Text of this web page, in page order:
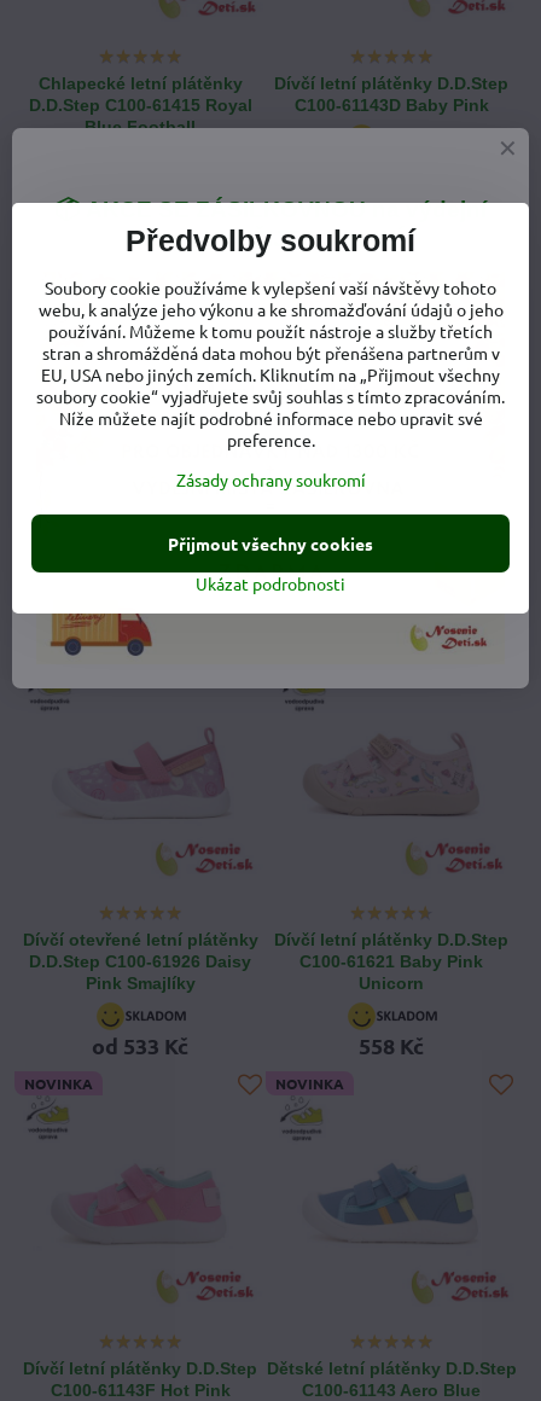
Chlapecké letní plátěnky
D.D.Step C100-61415 Royal
Blue Football
Dívčí letní plátěnky D.D.Step
C100-61143D Baby Pink
Dětské letní plátěnky D.D.Step
C100-61143A Cream
533 Kč
NOVINKA
Dívčí letní plátěnky D.D.Step
C100-61432 Daisy Pink
Smajlíky
533 Kč
NOVINKA
Dívčí otevřené letní plátěnky
D.D.Step C100-61926 Daisy
Pink Smajlíky
od 533 Kč
Dívčí letní plátěnky D.D.Step
C100-61621 Baby Pink
Unicorn
558 Kč
NOVINKA
Dívčí letní plátěnky D.D.Step
C100-61143F Hot Pink
NOVINKA
Dětské letní plátěnky D.D.Step
C100-61143 Aero Blue
Předvolby soukromí
Soubory cookie používáme k vylepšení vaší návštěvy tohoto
webu, k analýze jeho výkonu a ke shromažďování údajů o jeho
používání. Můžeme k tomu použít nástroje a služby třetích
stran a shromážděná data mohou být přenášena partnerům v
EU, USA nebo jiných zemích. Kliknutím na „Přijmout všechny
soubory cookie“ vyjadřujete svůj souhlas s tímto zpracováním.
Níže můžete najít podrobné informace nebo upravit své
preference.
Zásady ochrany soukromí
Ukázat podrobnosti
Přijmout všechny cookies
📦 AKCE SE ZÁSILKOVNOU na výdejní
místa - VYUŽIJTE JI NYNÍ❗